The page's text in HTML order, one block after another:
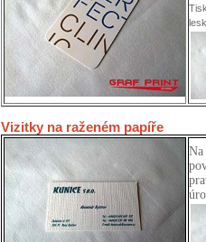
Vizitky na raženém papíře
Na